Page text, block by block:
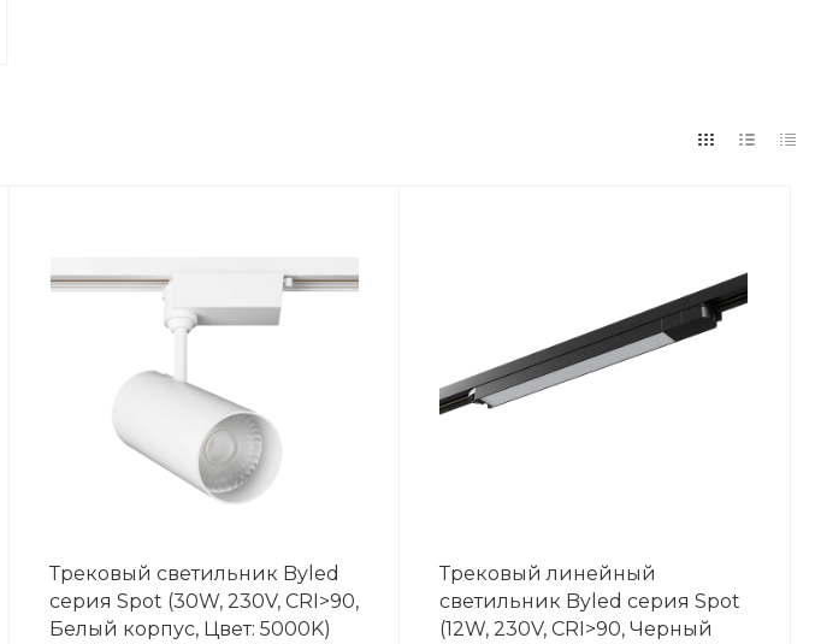
Трековый светильник Byled
серия Spot (30W, 230V, CRI>90,
Белый корпус, Цвет: 5000K)
Трековый линейный
светильник Byled серия Spot
(12W, 230V, CRI>90, Черный